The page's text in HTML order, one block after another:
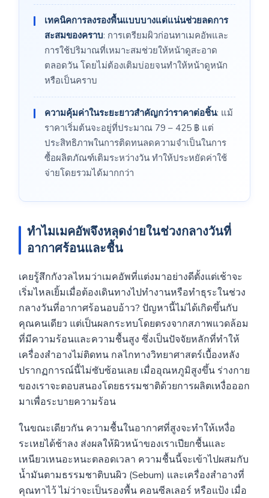
เทคนิคการลงรองพื้นแบบบางแต่แน่นช่วยลดการ
สะสมของคราบ: การเตรียมผิวก่อนทาเมคอัพและ
การใช้ปริมาณที่เหมาะสมช่วยให้หน้าดูสะอาด
ตลอดวัน โดยไม่ต้องเติมบ่อยจนทำให้หน้าดูหนัก
หรือเป็นคราบ
ความคุ้มค่าในระยะยาวสำคัญกว่าราคาต่อชิ้น: แม้
ราคาเริ่มต้นจะอยู่ที่ประมาณ 79 – 425 ฿ แต่
ประสิทธิภาพในการติดทนลดความจำเป็นในการ
ซื้อผลิตภัณฑ์เติมระหว่างวัน ทำให้ประหยัดค่าใช้
จ่ายโดยรวมได้มากกว่า
ทำไมเมคอัพจึงหลุดง่ายในช่วงกลางวันที่
อากาศร้อนและชื้น
เคยรู้สึกกังวลไหมว่าเมคอัพที่แต่งมาอย่างดีตั้งแต่เช้าจะ
เริ่มไหลเยิ้มเมื่อต้องเดินทางไปทำงานหรือทำธุระในช่วง
กลางวันที่อากาศร้อนอบอ้าว? ปัญหานี้ไม่ได้เกิดขึ้นกับ
คุณคนเดียว แต่เป็นผลกระทบโดยตรงจากสภาพแวดล้อม
ที่มีความร้อนและความชื้นสูง ซึ่งเป็นปัจจัยหลักที่ทำให้
เครื่องสำอางไม่ติดทน กลไกทางวิทยาศาสตร์เบื้องหลัง
ปรากฏการณ์นี้ไม่ซับซ้อนเลย เมื่ออุณหภูมิสูงขึ้น ร่างกาย
ของเราจะตอบสนองโดยธรรมชาติด้วยการผลิตเหงื่อออก
มาเพื่อระบายความร้อน
ในขณะเดียวกัน ความชื้นในอากาศที่สูงจะทำให้เหงื่อ
ระเหยได้ช้าลง ส่งผลให้ผิวหน้าของเราเปียกชื้นและ
เหนียวเหนอะหนะตลอดเวลา ความชื้นนี้จะเข้าไปผสมกับ
น้ำมันตามธรรมชาติบนผิว (Sebum) และเครื่องสำอางที่
คุณทาไว้ ไม่ว่าจะเป็นรองพื้น คอนซีลเลอร์ หรือแป้ง เมื่อ